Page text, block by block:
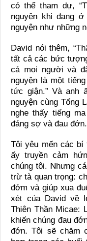
có thể tham dự,
nguyện khi đang
nguyện như những
David nói thêm,
tất cả các bức
cả mọi người và
nguyện là một
tức giận.” Và anh
nguyện cùng Tổng
nghe thấy tiếng
đáng sợ và đau
Tôi yêu mến các
ấy truyền cảm
chúng tôi. Nhưng
trừ tà quan trọng:
đởm và giúp xua
xét của David về
Thiên Thần Micae:
khiến chúng đau
đớn. Tôi sẽ chăm